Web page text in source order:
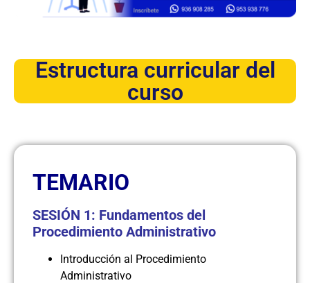
Estructura curricular del
curso
TEMARIO
SESIÓN 1: Fundamentos del
Procedimiento Administrativo
Introducción al Procedimiento
Administrativo